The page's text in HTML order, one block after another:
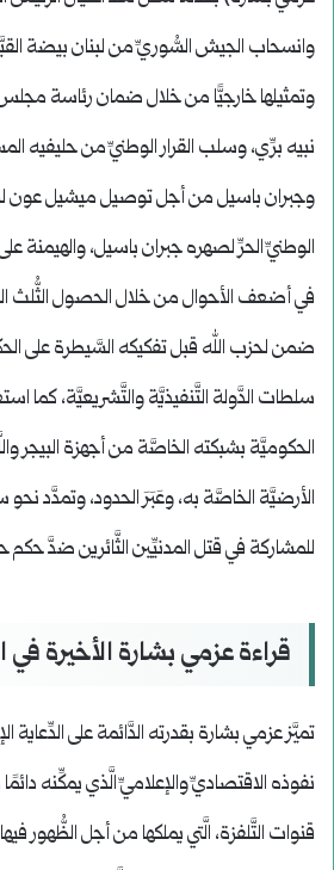
وانسحاب الجيش السُّوريِّ من لبنان بيضة
وتمثيلها خارجيًّا من خلال ضمان رئاسة مجلس
نبيه برِّي، وسلب القرار الوطنيِّ من حليفيه
وجبران باسيل من أجل توصيل ميشيل عون
الوطنيِّ الحرِّ لصهره جبران باسيل، والهيمنة
في أضعف الأحوال من خلال الحصول الثُّلث
ضمن لحزب الله قبل تفكيكه السَّيطرة على
سلطات الدَّولة التَّنفيذيَّة والتَّشريعيَّة، كما
الحكوميَّة بشبكته الخاصَّة من أجهزة البيجر
الأرضيَّة الخاصَّة به، وعَبَرَ الحدود، وتمدَّد
للمشاركة في قتل المدنيِّين الثَّائرين ضدَّ حكم
قراءة عزمي بشارة الأخيرة
تميَّز عزمي بشارة بقدرته الدَّائمة على
نفوذه الاقتصاديِّ والإعلاميِّ الَّذي يمكِّنه
قنوات التَّلفزة، الَّتي يملكها من أجل الظُّهور